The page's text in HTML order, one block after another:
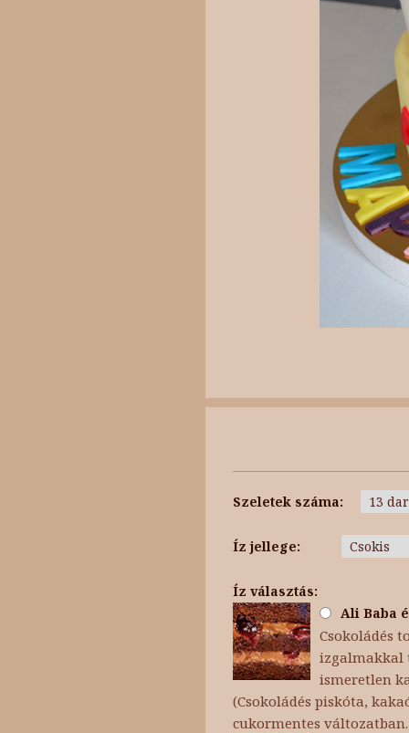
Szeletek száma:
Íz jellege:
Íz választás:
Ali Baba
Csokoládés
izgalmakkal
ismeretlen
(Csokoládés piskóta,
cukormentes változatban.